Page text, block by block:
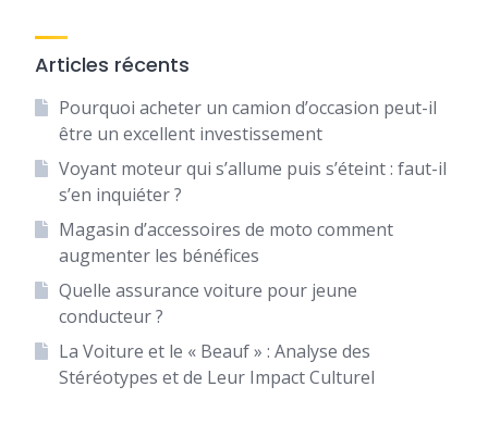
Articles récents
Pourquoi acheter un camion d’occasion peut-il
être un excellent investissement
Voyant moteur qui s’allume puis s’éteint : faut-il
s’en inquiéter ?
Magasin d’accessoires de moto comment
augmenter les bénéfices
Quelle assurance voiture pour jeune
conducteur ?
La Voiture et le « Beauf » : Analyse des
Stéréotypes et de Leur Impact Culturel